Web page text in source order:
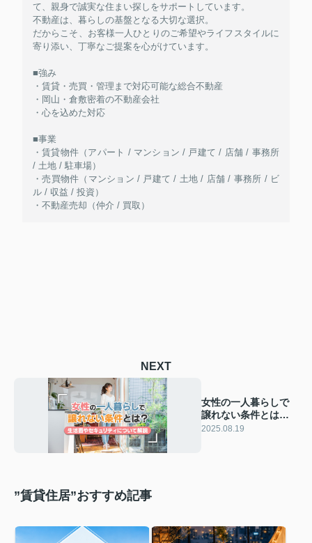
て、親身で誠実な住まい探しをサポートしています。
不動産は、暮らしの基盤となる大切な選択。
だからこそ、お客様一人ひとりのご希望やライフスタイルに
寄り添い、丁寧なご提案を心がけています。
■強み
・賃貸・売買・管理まで対応可能な総合不動産
・岡山・倉敷密着の不動産会社
・心を込めた対応
■事業
・賃貸物件（アパート / マンション / 戸建て / 店舗 / 事務所
/ 土地 / 駐車場）
・売買物件（マンション / 戸建て / 土地 / 店舗 / 事務所 / ビ
ル / 収益 / 投資）
・不動産売却（仲介 / 買取）
NEXT
女性の一人暮らしで
譲れない条件とは？
生活面やセキュリテ
2025.08.19
”賃貸住居”おすすめ記事